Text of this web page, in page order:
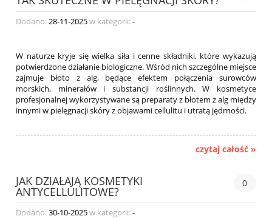
Dodano: 28-11-2025w kategorii:-
W naturze kryje się wielka siła i cenne składniki, które wykazują
potwierdzone działanie biologiczne. Wśród nich szczególne miejsce
zajmuje błoto z alg, będące efektem połączenia surowców
morskich, minerałów i substancji roślinnych. W kosmetyce
profesjonalnej wykorzystywane są preparaty z błotem z alg między
innymi w pielęgnacji skóry z objawami cellulitu i utratą jędrności.
czytaj całość »
JAK DZIAŁAJĄ KOSMETYKI
ANTYCELLULITOWE?
0
Dodano:30-10-2025w kategorii:-